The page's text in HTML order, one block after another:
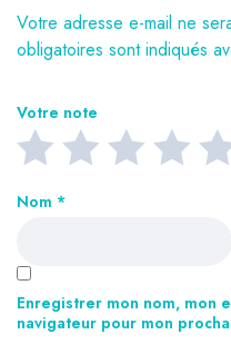
Votre adresse e-mail ne
obligatoires sont indiqués
Votre note
Nom *
Enregistrer mon nom, mon
navigateur pour mon